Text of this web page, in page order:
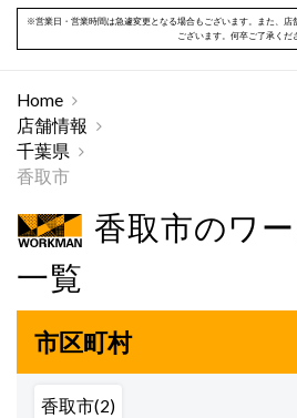
※営業日・営業時間は急遽変更となる場合もございます。また、店
ございます。何卒ご了承くだ
Home
店舗情報
千葉県
香取市
香取市のワ
一覧
市区町村
香取市(2)